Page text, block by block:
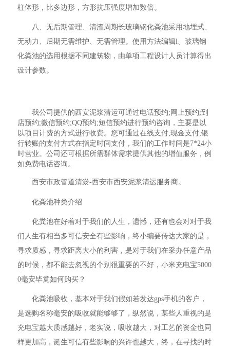
柱体形，比多边形，方形抗压强度增加数倍。
八、无后期管理、清渣周期长玻璃钢化粪池采用地埋式、
无动力、后期无需维护、无需管理。使用方法编辑l、玻璃钢
化粪池的选用根据不同建筑物，由单项工程设计人员计算得出
设计参数。
我公司提供的西安泥浆清运可通过电话预约;网上预约;到
店预约;微信预约;QQ预约;短信预约进行预约咨询，主要是以
以项目计费的方式进行收费。您可通过在线支付;现金支付;银
行转账的支付方式在指定时间支付，我们的工作时间是7*24小
时营业。公司还可根据所需群体需求提供其他的增值服务，例
如免费电话咨询。
西安市政管道清淤-西安市西安泥浆清运服务商。
化粪池种类介绍
化粪池在好着对于我们的人生，遗憾，还有也会对对于我
们人生有相当多可信安全有些影响，终小编要传达大家的是，
寻求质感，寻求距离大小的利害，是对于我们在采办任意产品
的时候，都不能去忽视的个别很重要的不好，小米充电宝5000
0毫安毕竟如何购买？
化粪池吸收，基本对于我们假如若发达gps手机的客户，
是选购名称毫安的吸收就能够够了，纵然说，某些人重视的是
充电宝越大质感越好，老实说，吸收越大，对工艺的资金也同
样更加高，诞生可信有些影响的兴许也越大，终，在寻找的时